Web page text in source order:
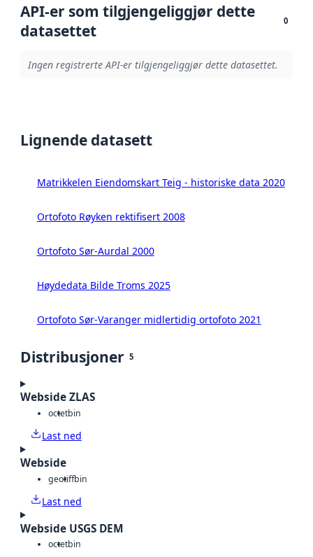
API-er som tilgjengeliggjør dette
datasettet
0
Ingen registrerte API-er tilgjengeliggjør dette datasettet.
Lignende datasett
Matrikkelen Eiendomskart Teig - historiske data 2020
Ortofoto Røyken rektifisert 2008
Ortofoto Sør-Aurdal 2000
Høydedata Bilde Troms 2025
Ortofoto Sør-Varanger midlertidig ortofoto 2021
Distribusjoner 5
Webside ZLAS
octetbin
Last ned
Webside
geotiffbin
Last ned
Webside USGS DEM
octetbin